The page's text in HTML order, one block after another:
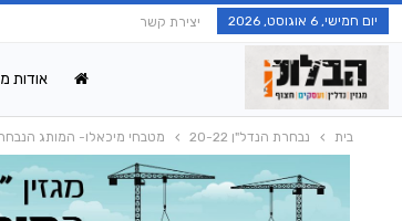
יום חמישי, 6 אוגוסט, 2026 יצירת קשר
אודות
בית נבחרת הנדל"ן 20-22 מטבחי מיכאלו- המותג הנבחר של